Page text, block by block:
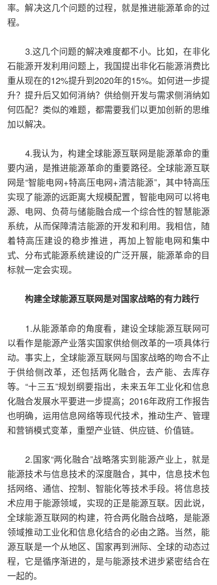
率。解决这几个问题的过程，就是推进能源革命的过
程。
3.这几个问题的解决难度都不小。比如，在非化
石能源开发利用问题上，我国提出非化石能源消费比
重从现在的12%提升到2020年的15%。如何进一步提
升？提升后又如何消纳？供给侧开发与需求侧消纳如
何匹配？类似的难题，都需要我们以更加创新的思维
加以解决。
4.我认为，构建全球能源互联网是能源革命的重
要内涵，是推进能源革命的重要路径。全球能源互联
网是“智能电网+特高压电网+清洁能源”，其中特高压
实现了能源的远距离大规模配置，智能电网可以将电
源、电网、负荷与储能融合成一个综合性的智慧能源
系统，从而保障清洁能源的开发和利用。我相信，随
着特高压建设的稳步推进，再加上智能电网和集中
式、分布式能源系统建设的广泛开展，能源革命的目
标就一定会实现。
构建全球能源互联网是对国家战略的有力践行
1.从能源革命的角度看，建设全球能源互联网可
以看作是能源产业落实国家供给侧改革的一项具体行
动。事实上，全球能源互联网与国家战略的吻合不止
于供给侧改革，还包括两化融合，去产能、去库存
等。“十三五”规划纲要指出，未来五年工业化和信息
化融合发展水平要进一步提高；2016年政府工作报告
也明确，运用信息网络等现代技术，推动生产、管理
和营销模式变革，重塑产业链、供应链、价值链。
2.国家“两化融合”战略落实到能源产业上，就是
能源技术与信息技术的深度融合，其中，信息技术包
括网络、通信、控制、智能化等技术手段。将信息技
术应用于能源领域，实现的正是能源互联。因此说，
全球能源互联网的构建，符合两化融合战略，是能源
领域推动工业化和信息化结合的必由之路。当然，能
源互联是一个从地区、国家再到洲际、全球的动态过
程，它是循序渐进的，是与能源技术进步紧密结合在
一起的。